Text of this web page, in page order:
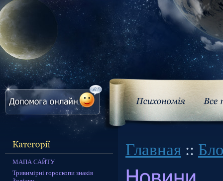
МАПА САЙТУ
Тривимірні гороскопи знаків
Главная ::